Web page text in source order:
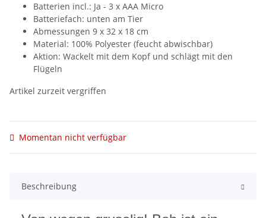
Batterien incl.: Ja - 3 x AAA Micro
Batteriefach: unten am Tier
Abmessungen 9 x 32 x 18 cm
Material: 100% Polyester (feucht abwischbar)
Aktion: Wackelt mit dem Kopf und schlägt mit den
Flügeln
Artikel zurzeit vergriffen
Momentan nicht verfügbar
Beschreibung